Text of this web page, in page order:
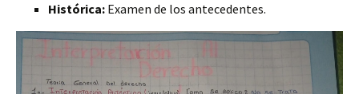
Histórica: Examen de los antecedentes.